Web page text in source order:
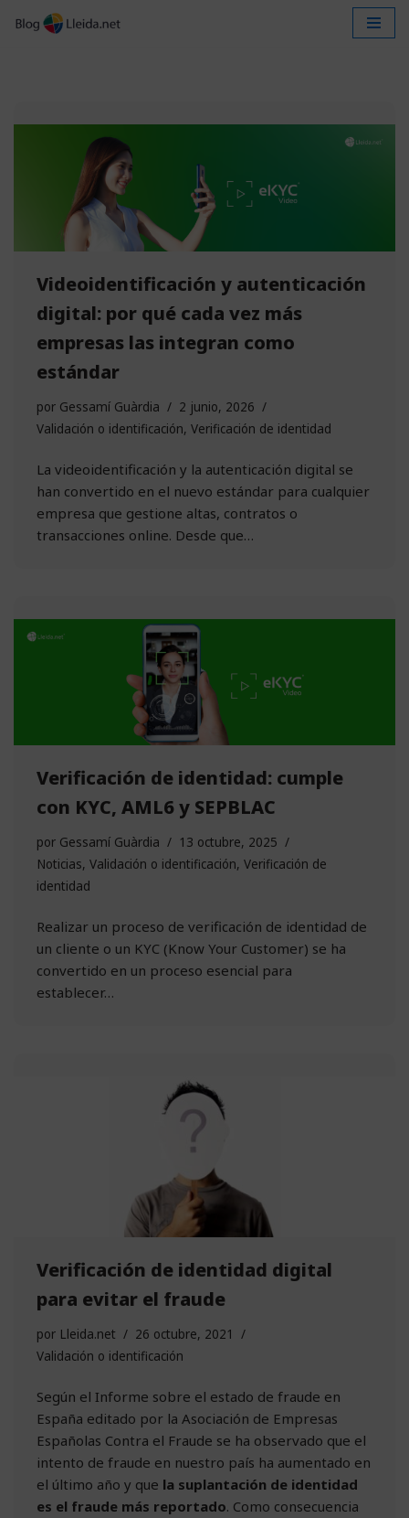
Videoidentificación y autenticación
digital: por qué cada vez más
empresas las integran como
estándar
por Gessamí Guàrdia
2 junio, 2026
Validación o identificación, Verificación de identidad
La videoidentificación y la autenticación digital se
han convertido en el nuevo estándar para cualquier
empresa que gestione altas, contratos o
transacciones online. Desde que…
Verificación de identidad: cumple
con KYC, AML6 y SEPBLAC
por Gessamí Guàrdia
13 octubre, 2025
Noticias, Validación o identificación, Verificación de
identidad
Realizar un proceso de verificación de identidad de
un cliente o un KYC (Know Your Customer) se ha
convertido en un proceso esencial para
establecer…
Verificación de identidad digital
para evitar el fraude
por Lleida.net
26 octubre, 2021
Validación o identificación
Según el Informe sobre el estado de fraude en
España editado por la Asociación de Empresas
Españolas Contra el Fraude se ha observado que el
intento de fraude en nuestro país ha aumentado en
el último año y que la suplantación de identidad
es el fraude más reportado. Como consecuencia